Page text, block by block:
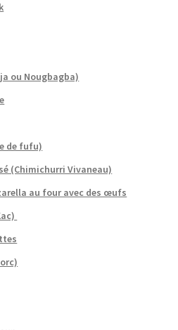
ou Nougbagba)
de fufu)
(Chimichurri Vivaneau)
au four avec des œufs